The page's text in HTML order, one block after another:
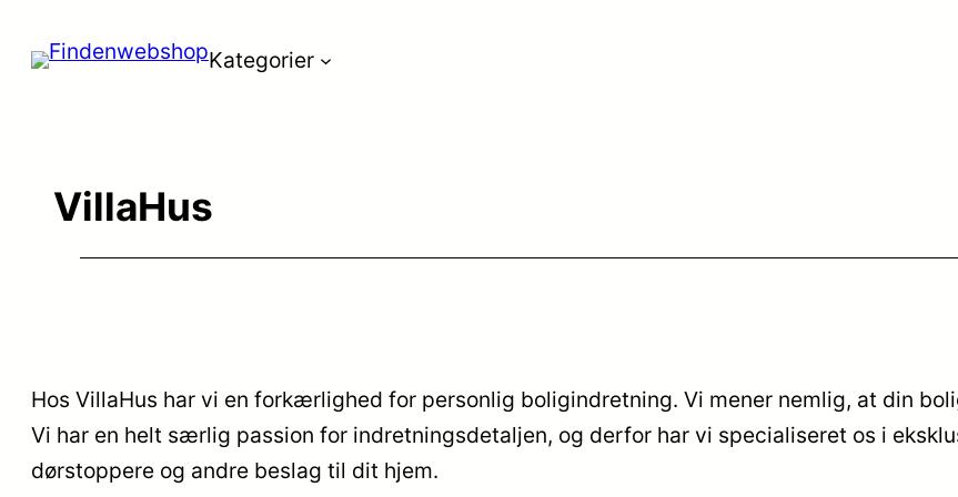
Kategorier
VillaHus
Hos VillaHus har vi en forkærlighed for personlig boligindretning. Vi mener nemlig, at din
Vi har en helt særlig passion for indretningsdetaljen, og derfor har vi specialiseret os i
dørstoppere og andre beslag til dit hjem.